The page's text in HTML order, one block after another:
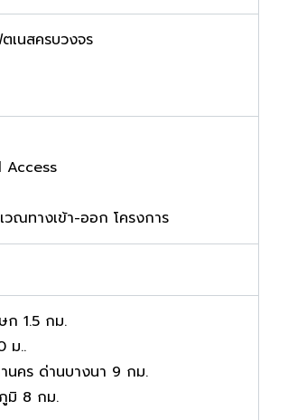
เนสครบวงจร
Access
ณทางเข้า-ออก โครงการ
ก 1.5 กม.
ม..
นคร ด่านบางนา 9 กม.
มิ 8 กม.